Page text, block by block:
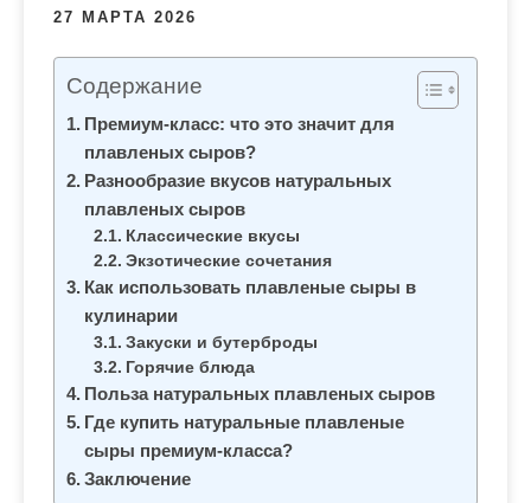
27 МАРТА 2026
Содержание
Премиум-класс: что это значит для
плавленых сыров?
Разнообразие вкусов натуральных
плавленых сыров
Классические вкусы
Экзотические сочетания
Как использовать плавленые сыры в
кулинарии
Закуски и бутерброды
Горячие блюда
Польза натуральных плавленых сыров
Где купить натуральные плавленые
сыры премиум-класса?
Заключение